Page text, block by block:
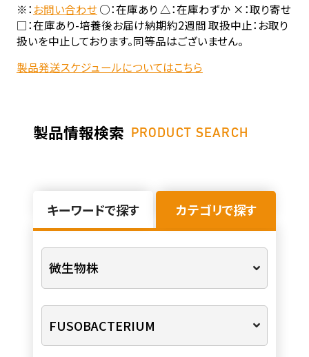
※：お問い合わせ○：在庫あり △：在庫わずか ×：取り寄せ
□：在庫あり-培養後お届け納期約2週間 取扱中止：お取り
扱いを中止しております。同等品はございません。
製品発送スケジュールについてはこちら
製品情報検索 PRODUCT SEARCH
キーワードで探す カテゴリで探す